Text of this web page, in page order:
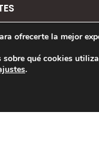
RURAL MONTEBREAMO
en tendencia
ofrecerte la mejor
sobre qué cookies
.